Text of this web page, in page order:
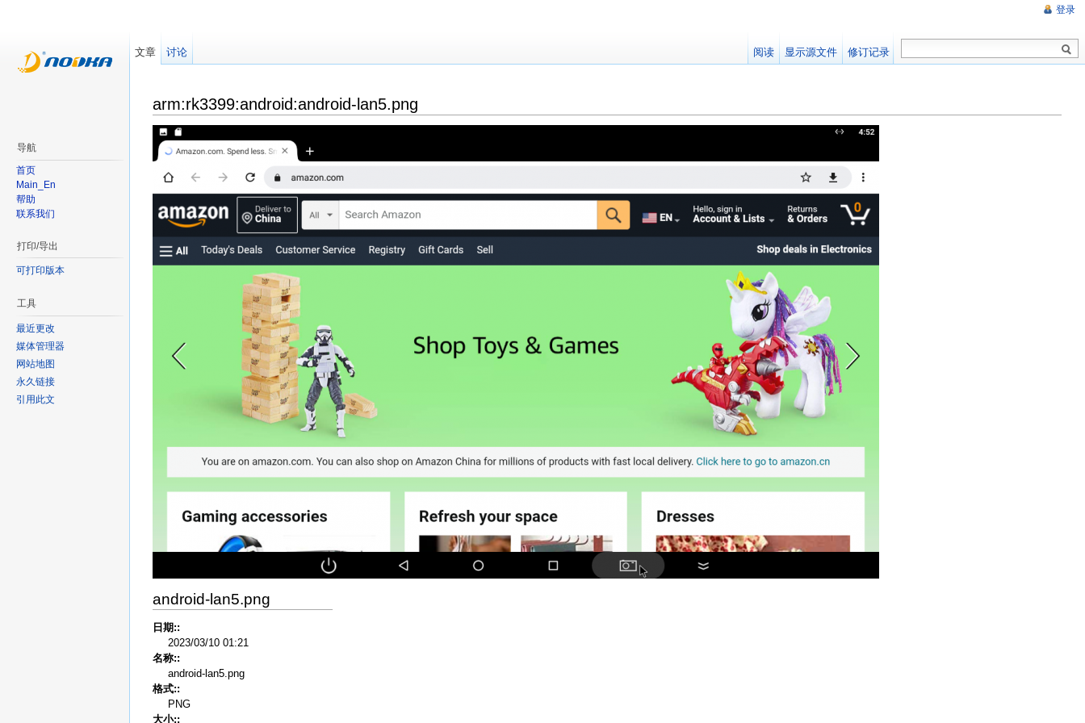
arm:rk3399:android:android-lan5.png
android-lan5.png
日期::
2023/03/10 01:21
名称::
android-lan5.png
格式::
PNG
大小::
登录
文章 讨论 阅读 显示源文件 修订记录
导航
首页
Main_En
帮助
联系我们
打印/导出
可打印版本
工具
最近更改
媒体管理器
网站地图
永久链接
引用此文